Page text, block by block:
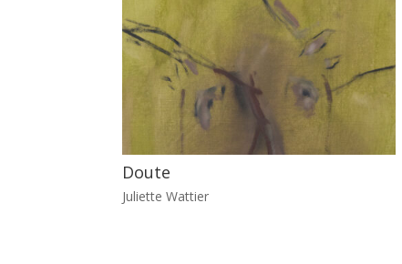
Doute
Juliette Wattier